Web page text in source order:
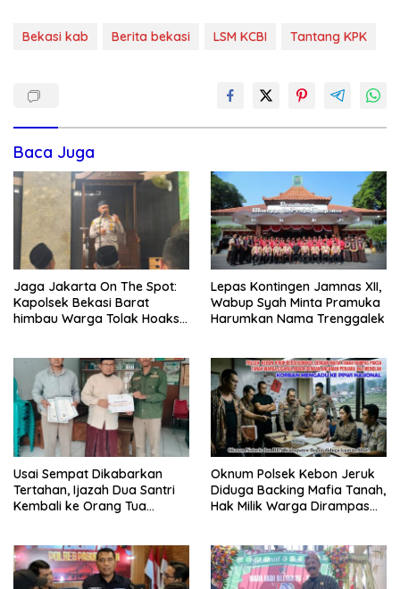
Bekasi kab Berita bekasi LSM KCBI Tantang KPK
Baca Juga
Jaga Jakarta On The Spot:
Kapolsek Bekasi Barat
himbau Warga Tolak Hoaks
Lepas Kontingen Jamnas XII,
Wabup Syah Minta Pramuka
Harumkan Nama Trenggalek
Usai Sempat Dikabarkan
Tertahan, Ijazah Dua Santri
Kembali ke Orang Tua
Oknum Polsek Kebon Jeruk
Diduga Backing Mafia Tanah,
Hak Milik Warga Dirampas